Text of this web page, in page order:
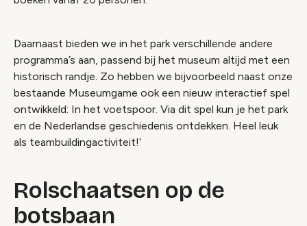
Daarnaast bieden we in het park verschillende andere
programma’s aan, passend bij het museum altijd met een
historisch randje. Zo hebben we bijvoorbeeld naast onze
bestaande Museumgame ook een nieuw interactief spel
ontwikkeld: In het voetspoor . Via dit spel kun je het park
en de Nederlandse geschiedenis ontdekken. Heel leuk
als teambuildingactiviteit!’
Rolschaatsen op de
botsbaan